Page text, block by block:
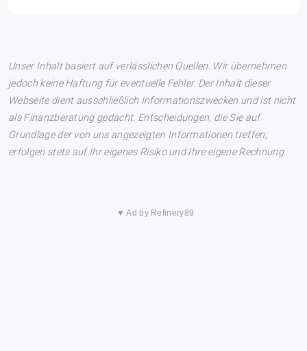
Unser Inhalt basiert auf verlässlichen Quellen. Wir übernehmen
jedoch keine Haftung für eventuelle Fehler. Der Inhalt dieser
Webseite dient ausschließlich Informationszwecken und ist nicht
als Finanzberatung gedacht. Entscheidungen, die Sie auf
Grundlage der von uns angezeigten Informationen treffen,
erfolgen stets auf Ihr eigenes Risiko und Ihre eigene Rechnung.
▼ Ad by Refinery89